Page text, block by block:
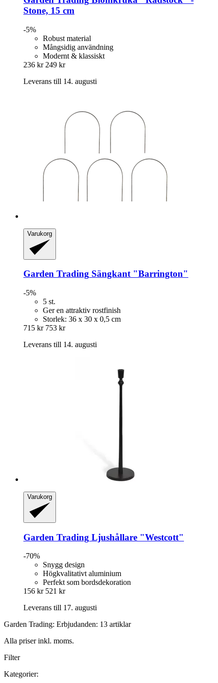
Stone, 15 cm
-5%
Robust material
Mångsidig användning
Modernt & klassiskt
236 kr 249 kr
Leverans till 14. augusti
Varukorg
Garden Trading Sängkant "Barrington"
-5%
5 st.
Ger en attraktiv rostfinish
Storlek: 36 x 30 x 0,5 cm
715 kr 753 kr
Leverans till 14. augusti
Varukorg
Garden Trading Ljushållare "Westcott"
-70%
Snygg design
Högkvalitativt aluminium
Perfekt som bordsdekoration
156 kr 521 kr
Leverans till 17. augusti
Garden Trading: Erbjudanden: 13 artiklar
Alla priser inkl. moms.
Filter
Kategorier: